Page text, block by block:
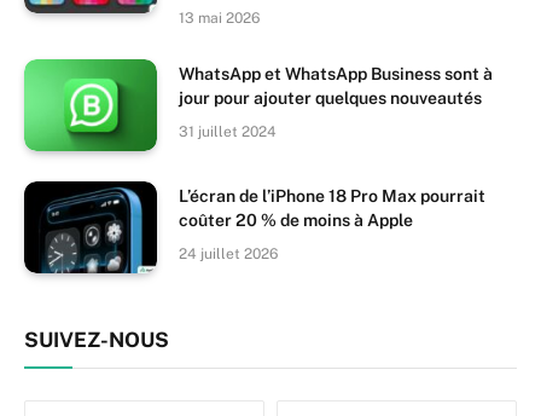
13 mai 2026
WhatsApp et WhatsApp Business sont à
jour pour ajouter quelques nouveautés
31 juillet 2024
L’écran de l’iPhone 18 Pro Max pourrait
coûter 20 % de moins à Apple
24 juillet 2026
SUIVEZ-NOUS